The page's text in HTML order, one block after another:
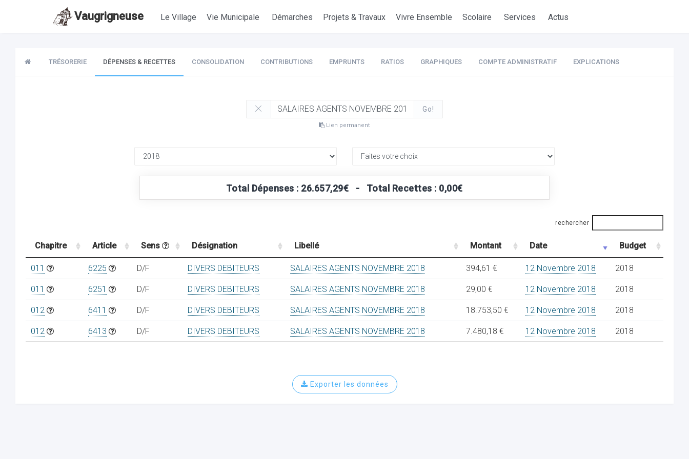
Vaugrigneuse Le Village Vie Municipale Démarches Projets & Travaux Vivre Ensemble Scolaire Services Actus
TRÉSORERIE DÉPENSES & RECETTES CONSOLIDATION CONTRIBUTIONS EMPRUNTS RATIOS GRAPHIQUES COMPTE ADMINISTRATIF EXPLICATIONS
Go!
Lien permanent
Total Dépenses : 26.657,29€ - Total Recettes : 0,00€
rechercher
Chapitre Article Sens Désignation Libellé Montant Date Budget
011 6225 D/F DIVERS DEBITEURS SALAIRES AGENTS NOVEMBRE 2018 394,61 € 12 Novembre 2018 2018
011 6251 D/F DIVERS DEBITEURS SALAIRES AGENTS NOVEMBRE 2018 29,00 € 12 Novembre 2018 2018
012 6411 D/F DIVERS DEBITEURS SALAIRES AGENTS NOVEMBRE 2018 18.753,50 € 12 Novembre 2018 2018
012 6413 D/F DIVERS DEBITEURS SALAIRES AGENTS NOVEMBRE 2018 7.480,18 € 12 Novembre 2018 2018
Exporter les données